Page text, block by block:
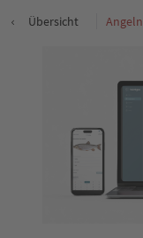
Übersicht Angeln